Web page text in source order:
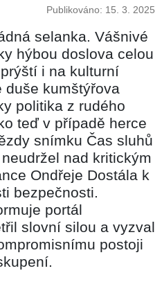
Publikováno: 15. 3. 2025
selanka. Vášnivé
hýbou doslova celou
i na kulturní
duše kumštýřova
politika z rudého
teď v případě herce
snímku Čas sluhů
nad kritickým
Ondřeje Dostála k
bezpečnosti.
portál
slovní silou a vyzval
postoji